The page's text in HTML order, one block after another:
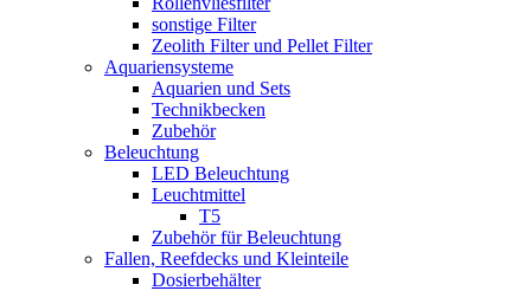
sonstige Filter
Zeolith Filter und Pellet Filter
Aquariensysteme
Aquarien und Sets
Technikbecken
Zubehör
Beleuchtung
LED Beleuchtung
Leuchtmittel
T5
Zubehör für Beleuchtung
Fallen, Reefdecks und Kleinteile
Dosierbehälter